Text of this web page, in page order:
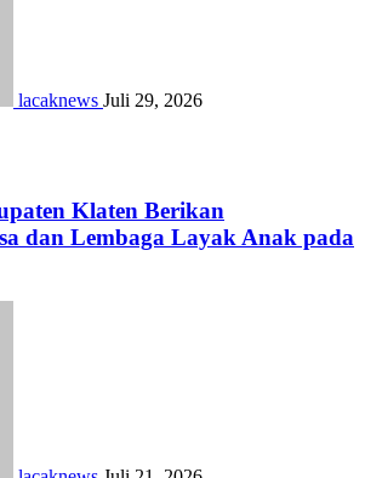
lacaknews Juli 29, 2026
Klaten Berikan
dan Lembaga Layak Anak pada